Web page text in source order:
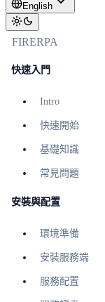
English
FIRERPA
快速入門
Intro
快速開始
基礎知識
常見問題
安裝與配置
環境準備
安裝服務端
服務配置